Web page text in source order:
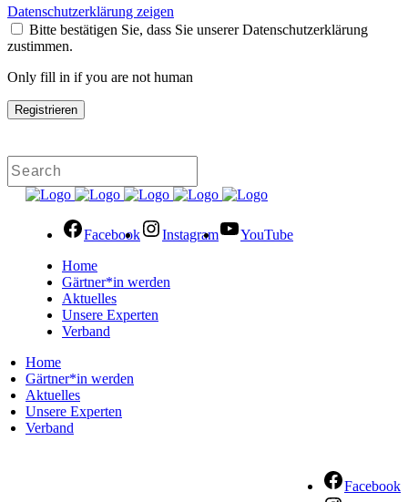
Datenschutzerklärung zeigen
Bitte bestätigen Sie, dass Sie unserer Datenschutzerklärung
zustimmen.
Only fill in if you are not human
Facebook Instagram
YouTube
Home
Gärtner*in werden
Aktuelles
Unsere Experten
Verband
Home
Gärtner*in werden
Aktuelles
Unsere Experten
Verband
Facebook